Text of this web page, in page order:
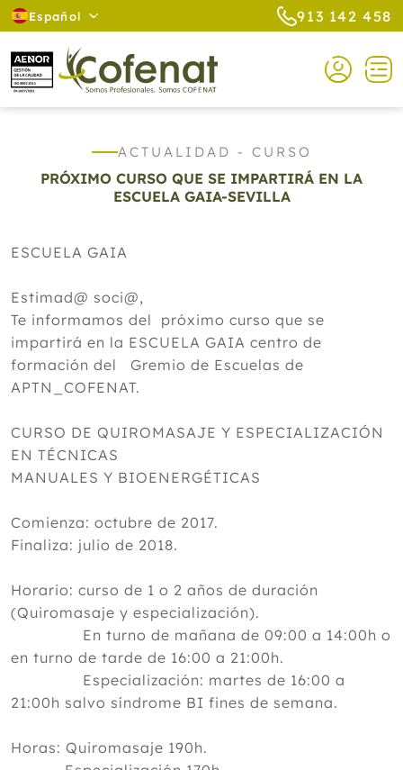
Español 913 142 458
ACTUALIDAD - CURSO
PRÓXIMO CURSO QUE SE IMPARTIRÁ EN LA
ESCUELA GAIA-SEVILLA
ESCUELA GAIA
Estimad@ soci@,
Te informamos del próximo curso que se
impartirá en la ESCUELA GAIA centro de
formación del Gremio de Escuelas de
APTN_COFENAT.
CURSO DE QUIROMASAJE Y ESPECIALIZACIÓN
EN TÉCNICAS
MANUALES Y BIOENERGÉTICAS
Comienza: octubre de 2017.
Finaliza: julio de 2018.
Horario: curso de 1 o 2 años de duración
(Quiromasaje y especialización).
En turno de mañana de 09:00 a 14:00h o
en turno de tarde de 16:00 a 21:00h.
Especialización: martes de 16:00 a
21:00h salvo síndrome BI fines de semana.
Horas: Quiromasaje 190h.